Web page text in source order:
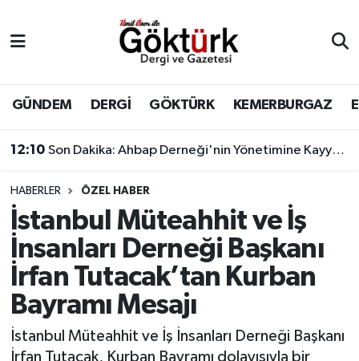
GÜNDEM DERGİ GÖKTÜRK KEMERBURGAZ
12:10 Son Dakika: Ahbap Derneği'nin Yönetimine Kayyum Atandı
HABERLER ÖZEL HABER
İstanbul Müteahhit ve İş
İnsanları Derneği Başkanı
İrfan Tutacak’tan Kurban
Bayramı Mesajı
İstanbul Müteahhit ve İş İnsanları Derneği Başkanı
İrfan Tutacak, Kurban Bayramı dolayısıyla bir
BİLİM
DERGİ
DÜNYA
EĞİTİM
EKONOMİ
GÖKTÜRK
Eyüpsultan Hava Durumu
Eyüpsultan Trafik Yoğunluk Haritası
Süper Lig Puan Durumu ve Fikstür
Tüm Manşetler
Son Dakika Haberleri
Haber Arşivi